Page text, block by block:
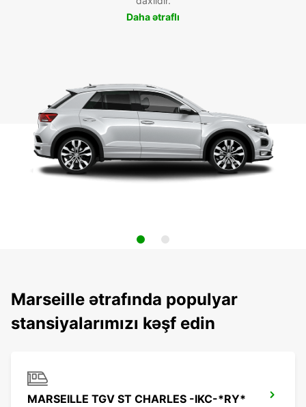
Daha ətraflı
Marseille ətrafında populyar
stansiyalarımızı kəşf edin
MARSEILLE TGV ST CHARLES -IKC-*RY*